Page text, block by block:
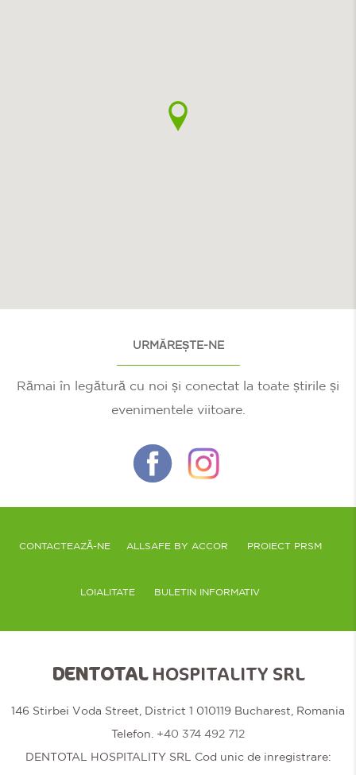
URMĂREȘTE-NE
Rămai în legătură cu noi și conectat la toate știrile și
evenimentele viitoare.
CONTACTEAZĂ-NE ALLSAFE BY ACCOR PROIECT PRSM
LOIALITATE BULETIN INFORMATIV
DENTOTALHOSPITALITY SRL
146 Stirbei Voda Street, District 1 010119 Bucharest, Romania
Telefon. +40 374 492 712
DENTOTAL HOSPITALITY SRL Cod unic de inregistrare: